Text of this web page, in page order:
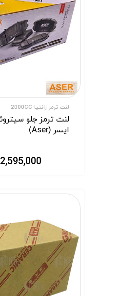
لنت ترمز زانتیا 2000CC
ایسر (Aser)
2,595,000